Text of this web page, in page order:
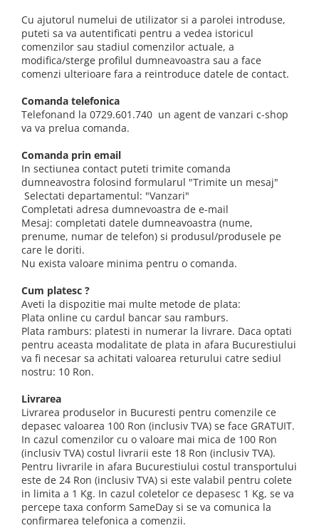
Cu ajutorul numelui de utilizator si a parolei introduse,
puteti sa va autentificati pentru a vedea istoricul
comenzilor sau stadiul comenzilor actuale, a
modifica/sterge profilul dumneavoastra sau a face
comenzi ulterioare fara a reintroduce datele de contact.
Comanda telefonica
Telefonand la 0729.601.740 un agent de vanzari c-shop
va va prelua comanda.
Comanda prin email
In sectiunea contact puteti trimite comanda
dumneavostra folosind formularul "Trimite un mesaj"
Selectati departamentul: "Vanzari"
Completati adresa dumnevoastra de e-mail
Mesaj: completati datele dumneavoastra (nume,
prenume, numar de telefon) si produsul/produsele pe
care le doriti.
Nu exista valoare minima pentru o comanda.
Cum platesc ?
Aveti la dispozitie mai multe metode de plata:
Plata online cu cardul bancar sau ramburs.
Plata ramburs: platesti in numerar la livrare. Daca optati
pentru aceasta modalitate de plata in afara Bucurestiului
va fi necesar sa achitati valoarea returului catre sediul
nostru: 10 Ron.
Livrarea
Livrarea produselor in Bucuresti pentru comenzile ce
depasec valoarea 100 Ron (inclusiv TVA) se face GRATUIT.
In cazul comenzilor cu o valoare mai mica de 100 Ron
(inclusiv TVA) costul livrarii este 18 Ron (inclusiv TVA).
Pentru livrarile in afara Bucurestiului costul transportului
este de 24 Ron (inclusiv TVA) si este valabil pentru colete
in limita a 1 Kg. In cazul coletelor ce depasesc 1 Kg, se va
percepe taxa conform SameDay si se va comunica la
confirmarea telefonica a comenzii.